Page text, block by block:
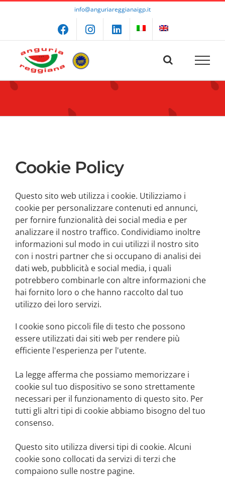
info@anguriareggianaigp.it
Cookie Policy
Questo sito web utilizza i cookie. Utilizziamo i
cookie per personalizzare contenuti ed annunci,
per fornire funzionalità dei social media e per
analizzare il nostro traffico. Condividiamo inoltre
informazioni sul modo in cui utilizzi il nostro sito
con i nostri partner che si occupano di analisi dei
dati web, pubblicità e social media, i quali
potrebbero combinarle con altre informazioni che
hai fornito loro o che hanno raccolto dal tuo
utilizzo dei loro servizi.
I cookie sono piccoli file di testo che possono
essere utilizzati dai siti web per rendere più
efficiente l'esperienza per l'utente.
La legge afferma che possiamo memorizzare i
cookie sul tuo dispositivo se sono strettamente
necessari per il funzionamento di questo sito. Per
tutti gli altri tipi di cookie abbiamo bisogno del tuo
consenso.
Questo sito utilizza diversi tipi di cookie. Alcuni
cookie sono collocati da servizi di terzi che
compaiono sulle nostre pagine.